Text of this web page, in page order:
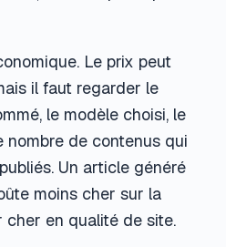
Le prix peut
il faut regarder le
le modèle choisi, le
de contenus qui
Un article généré
moins cher sur la
en qualité de site.